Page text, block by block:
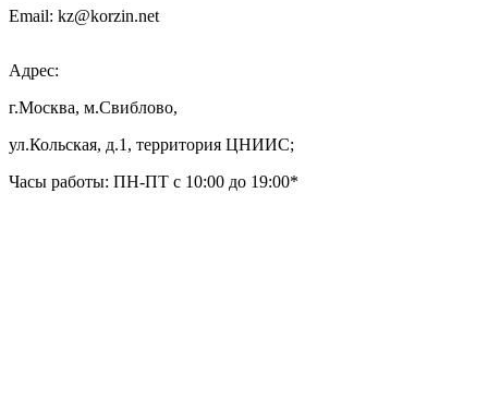
Email: kz@korzin.net
Адрес:
г.Москва, м.Свиблово,
ул.Кольская, д.1, территория ЦНИИС;
Часы работы: ПН-ПТ с 10:00 до 19:00*